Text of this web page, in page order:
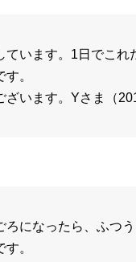
ています。1日でこ
。
ざいます。Yさま（
ろになったら、ふつ
。